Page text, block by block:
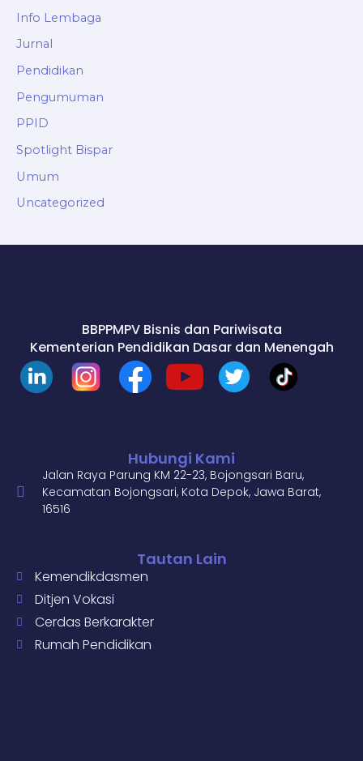
Info Lembaga
Jurnal
Pendidikan
Pengumuman
PPID
Spotlight Bispar
Umum
Uncategorized
BBPPMPV Bisnis dan Pariwisata
Kementerian Pendidikan Dasar dan Menengah
Hubungi Kami
Jalan Raya Parung KM 22-23, Bojongsari Baru,
Kecamatan Bojongsari, Kota Depok, Jawa Barat,
16516
Tautan Lain
Kemendikdasmen
Ditjen Vokasi
Cerdas Berkarakter
Rumah Pendidikan